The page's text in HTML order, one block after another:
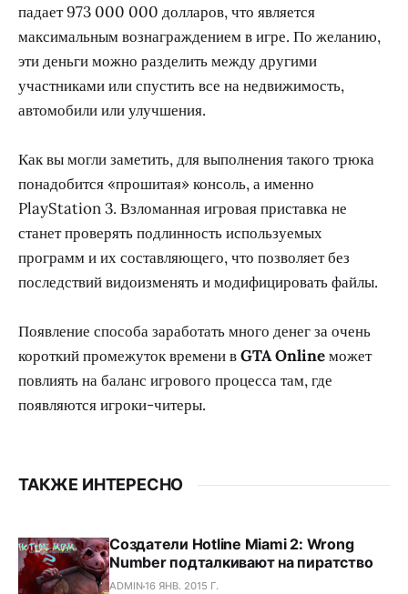
падает 973 000 000 долларов, что является
максимальным вознаграждением в игре. По желанию,
эти деньги можно разделить между другими
участниками или спустить все на недвижимость,
автомобили или улучшения.
Как вы могли заметить, для выполнения такого трюка
понадобится «прошитая» консоль, а именно
PlayStation 3. Взломанная игровая приставка не
станет проверять подлинность используемых
программ и их составляющего, что позволяет без
последствий видоизменять и модифицировать файлы.
Появление способа заработать много денег за очень
короткий промежуток времени вGTA Onlineможет
повлиять на баланс игрового процесса там, где
появляются игроки-читеры.
ТАКЖЕ ИНТЕРЕСНО
Создатели Hotline Miami 2: Wrong
Number подталкивают на пиратство
ADMIN16 ЯНВ. 2015 Г.